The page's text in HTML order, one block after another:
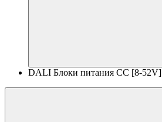
DALI Блоки питания CC [8-52V]